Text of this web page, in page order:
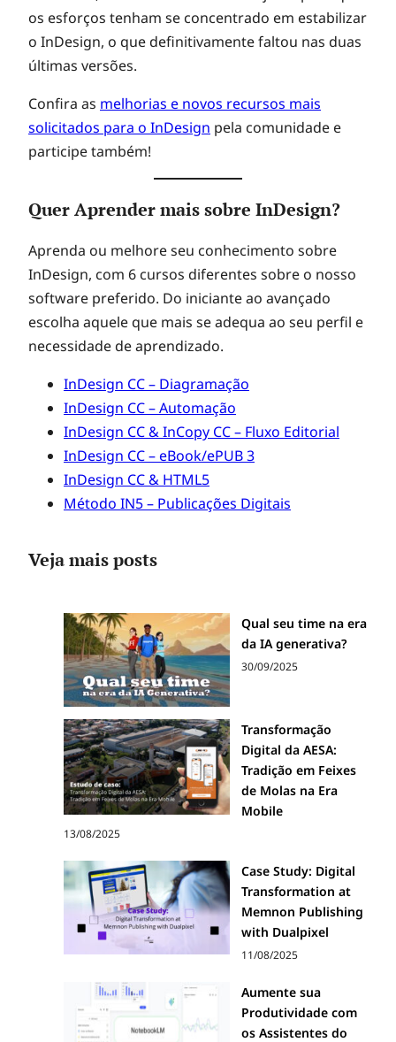
os esforços tenham se concentrado em estabilizar
o InDesign, o que definitivamente faltou nas duas
últimas versões.
Confira as melhorias e novos recursos mais
solicitados para o InDesign pela comunidade e
participe também!
Quer Aprender mais sobre InDesign?
Aprenda ou melhore seu conhecimento sobre
InDesign, com 6 cursos diferentes sobre o nosso
software preferido. Do iniciante ao avançado
escolha aquele que mais se adequa ao seu perfil e
necessidade de aprendizado.
InDesign CC – Diagramação
InDesign CC – Automação
InDesign CC & InCopy CC – Fluxo Editorial
InDesign CC – eBook/ePUB 3
InDesign CC & HTML5
Método IN5 – Publicações Digitais
Veja mais posts
Qual seu time na era
da IA generativa?
30/09/2025
Transformação
Digital da AESA:
Tradição em Feixes
de Molas na Era
Mobile
13/08/2025
Case Study: Digital
Transformation at
Memnon Publishing
with Dualpixel
11/08/2025
Aumente sua
Produtividade com
os Assistentes do